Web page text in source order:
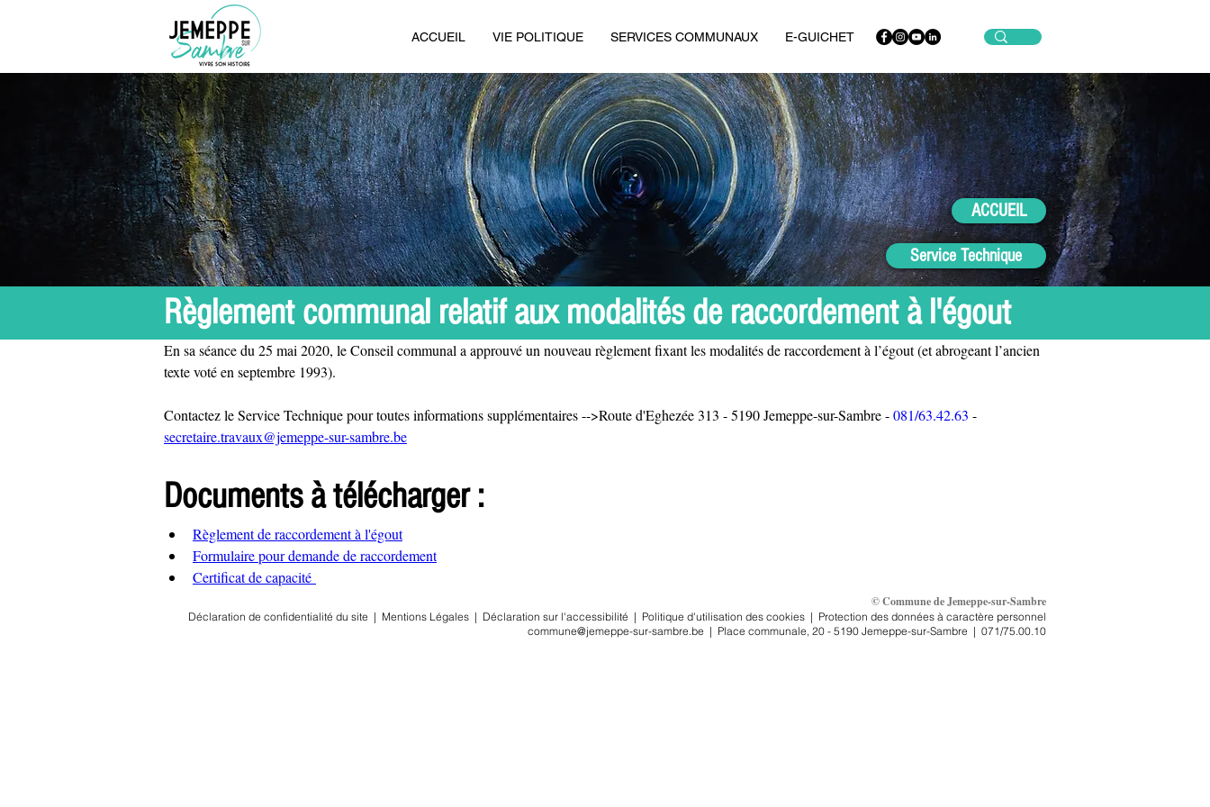
ACCUEIL VIE POLITIQUE SERVICES COMMUNAUX E-GUICHET
ACCUEIL
Service Technique
Règlement communal relatif aux modalités de raccordement à l'égout
En sa séance du 25 mai 2020, le Conseil communal a approuvé un nouveau règlement fixant les modalités de raccordement à l’égout (et abrogeant l’ancien
texte voté en septembre 1993).
Contactez le Service Technique pour toutes informations supplémentaires -->Route d'Eghezée 313 - 5190 Jemeppe-sur-Sambre - 081/63.42.63 -
secretaire.travaux@jemeppe-sur-sambre.be
Documents à télécharger :
Règlement de raccordement à l'égout
Formulaire pour demande de raccordement
Certificat de capacité
© Commune de Jemeppe-sur-Sambre
Déclaration de confidentialité du site | Mentions Légales | Déclaration sur l'accessibilité | Politique d'utilisation des cookies | Protection des données à caractère personnel
commune@jemeppe-sur-sambre.be | Place communale, 20 - 5190 Jemeppe-sur-Sambre | 071/75.00.10